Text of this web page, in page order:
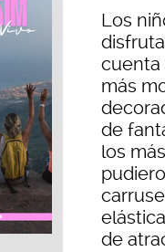
Los
cuenta
más
de
los
de